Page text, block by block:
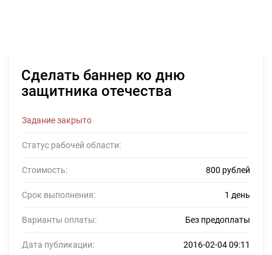
Сделать баннер ко дню
защитника отечества
Задание закрыто
Статус рабочей области:
Стоимость: 800 рублей
Срок выполнения: 1 день
Варианты оплаты: Без предоплаты
Дата публикации: 2016-02-04 09:11